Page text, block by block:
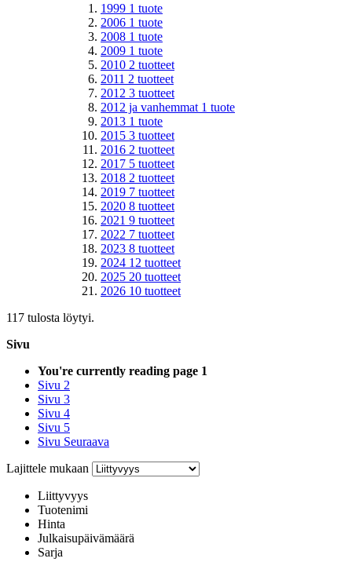
1999 1 tuote
2006 1 tuote
2008 1 tuote
2009 1 tuote
2010 2 tuotteet
2011 2 tuotteet
2012 3 tuotteet
2012 ja vanhemmat 1 tuote
2013 1 tuote
2015 3 tuotteet
2016 2 tuotteet
2017 5 tuotteet
2018 2 tuotteet
2019 7 tuotteet
2020 8 tuotteet
2021 9 tuotteet
2022 7 tuotteet
2023 8 tuotteet
2024 12 tuotteet
2025 20 tuotteet
2026 10 tuotteet
117 tulosta löytyi.
Sivu
You're currently reading page 1
Sivu 2
Sivu 3
Sivu 4
Sivu 5
Sivu Seuraava
Lajittele mukaan
Liittyvyys
Tuotenimi
Hinta
Julkaisupäivämäärä
Sarja